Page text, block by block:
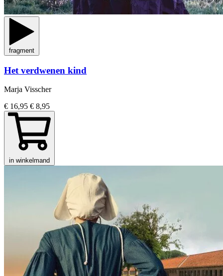
fragment
Het verdwenen kind
Marja Visscher
€ 16,95 € 8,95
in winkelmand